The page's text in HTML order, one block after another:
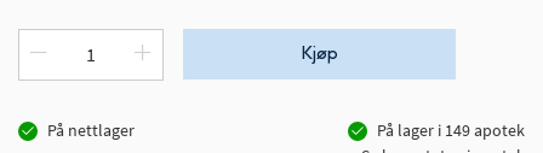
Kjøp
På nettlager På lager i 149apotek